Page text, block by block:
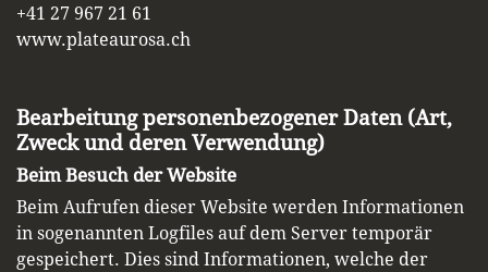
+41 27 967 21 61
www.plateaurosa.ch
Bearbeitung personenbezogener Daten (Art,
Zweck und deren Verwendung)
Beim Besuch der Website
Beim Aufrufen dieser Website werden Informationen
in sogenannten Logfiles auf dem Server temporär
gespeichert. Dies sind Informationen, welche der